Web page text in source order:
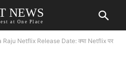
NEWS
at One Place
Netflix Release Date: क्या Netflix पर